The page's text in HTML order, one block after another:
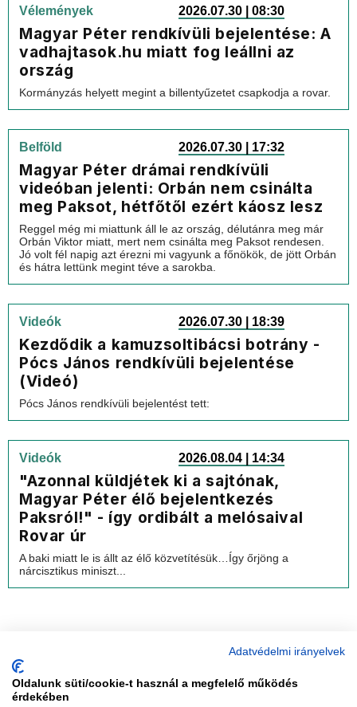
Vélemények 2026.07.30 | 08:30
Magyar Péter rendkívüli bejelentése: A
vadhajtasok.hu miatt fog leállni az
ország
Kormányzás helyett megint a billentyűzetet csapkodja a rovar.
Belföld 2026.07.30 | 17:32
Magyar Péter drámai rendkívüli
videóban jelenti: Orbán nem csinálta
meg Paksot, hétfőtől ezért káosz lesz
Reggel még mi miattunk áll le az ország, délutánra meg már
Orbán Viktor miatt, mert nem csinálta meg Paksot rendesen.
Jó volt fél napig azt érezni mi vagyunk a főnökök, de jött Orbán
és hátra lettünk megint téve a sarokba.
Videók 2026.07.30 | 18:39
Kezdődik a kamuzsoltibácsi botrány -
Pócs János rendkívüli bejelentése
(Videó)
Pócs János rendkívüli bejelentést tett:
Videók 2026.08.04 | 14:34
"Azonnal küldjétek ki a sajtónak,
Magyar Péter élő bejelentkezés
Paksról!" - így ordibált a melósaival
Rovar úr
A baki miatt le is állt az élő közvetítésük…Így őrjöng a
nárcisztikus miniszt...
Adatvédelmi irányelvek
Oldalunk süti/cookie-t használ a megfelelő működés
érdekében